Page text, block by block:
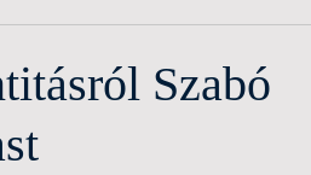
Szabó